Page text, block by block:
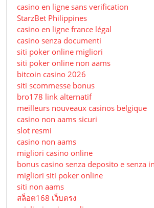
casino en ligne sans verification
StarzBet Philippines
casino en ligne france légal
casino senza documenti
siti poker online migliori
siti poker online non aams
bitcoin casino 2026
siti scommesse bonus
bro178 link alternatif
meilleurs nouveaux casinos belgique
casino non aams sicuri
slot resmi
casino non aams
migliori casino online
bonus casino senza deposito e senza
migliori siti poker online
siti non aams
สล็อต168 เว็บตรง